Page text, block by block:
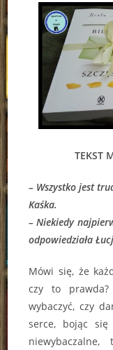
TEKST
– Wszystko jest
Kaśka.
– Niekiedy
odpowiedziała
Mówi się, że
czy to
wybaczyć, czy
serce, bojąc się